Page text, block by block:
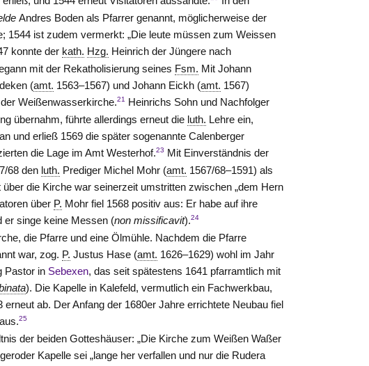
Andres Boden als Pfarrer genannt, möglicherweise der
1544 ist zudem vermerkt: „Die leute müssen zum Weissen
konnte der kath. Hzg. Heinrich der Jüngere nach
mit der Rekatholisierung seines Fsm. Mit Johann
(amt. 1563–1567) und Johann Eickh (amt. 1567)
Weißenwasserkirche.21
Heinrichs Sohn und Nachfolger
übernahm, führte allerdings erneut die luth. Lehre ein,
und erließ 1569 die später sogenannte Calenberger
die Lage im AmtWesterhof.23 Mit Einverständnis der
68 den luth. Prediger Michel Mohr (amt. 1567/68–1591) als
die Kirche war seinerzeit umstritten zwischen „dem Hern
über P. Mohr fiel 1568 positiv aus: Er habe auf ihre
er singe keine Messen (non missificavit).24
die Pfarre und eine Ölmühle. Nachdem die Pfarre
war, zog. P. Justus Hase (amt. 1626–1629) wohl im Jahr
Pastor in Sebexen, das seit spätestens 1641 pfarramtlich mit
). Die Kapelle in Kalefeld, vermutlich ein Fachwerkbau,
ab. Der Anfang der 1680er Jahre errichtete Neubau fiel
25
der beiden Gotteshäuser: „Die Kirche zum Weißen Waßer
Kapelle sei „lange her verfallen und nur die Rudera